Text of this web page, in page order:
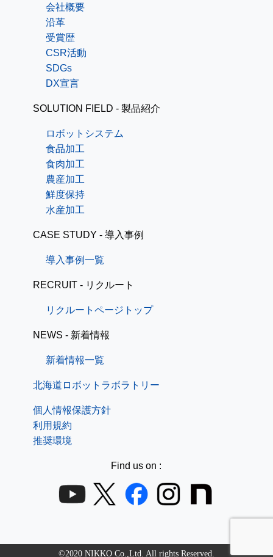
会社概要
沿革
受賞歴
CSR活動
SDGs
DX宣言
SOLUTION FIELD - 製品紹介
ロボットシステム
食品加工
食肉加工
農産加工
鮮度保持
水産加工
CASE STUDY - 導入事例
導入事例一覧
RECRUIT - リクルート
リクルートページトップ
NEWS - 新着情報
新着情報一覧
北海道ロボットラボラトリー
個人情報保護方針
利用規約
推奨環境
Find us on :
©2020 NIKKO Co.,Ltd. All rights Reserved.